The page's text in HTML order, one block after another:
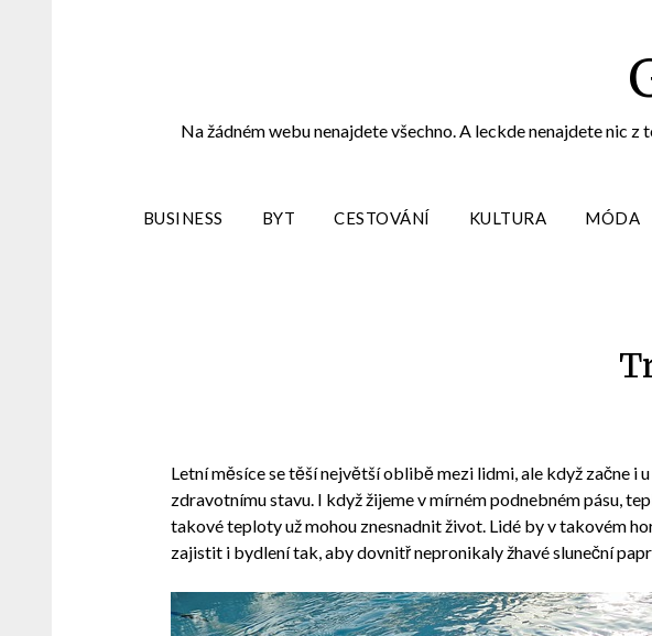
Na žádném webu nenajdete všechno. A leckde nenajdete nic
BUSINESS BYT CESTOVÁNÍ KULTURA MÓDA
Letní měsíce se těší největší oblibě mezi lidmi, ale když začne
zdravotnímu stavu. I když žijeme v mírném podnebném pásu,
takové teploty už mohou znesnadnit život. Lidé by v takovém
zajistit i bydlení tak, aby dovnitř nepronikaly žhavé sluneční